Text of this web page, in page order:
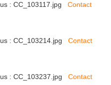
: CC_103117.jpg Contact
: CC_103214.jpg Contact
: CC_103237.jpg Contact